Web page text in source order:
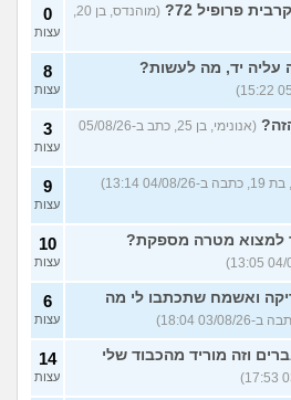
עצות
בודדה מאוד בלי חברים כבר 5
5
עצות
חדשות במדור
פרופיל 72? 0
עצות
עליה יד, מה לעשות? 8
עצות
(אנונימי, בן 25, כתב ב-05/08/26
3
עצות
26 13:14)
9
עצות
למצוא מטרה מספקת? 10
עצות
ואשמח שתכתבו לי מה
6
עצות
וזה מוריד מהכבוד שלי 14
עצות